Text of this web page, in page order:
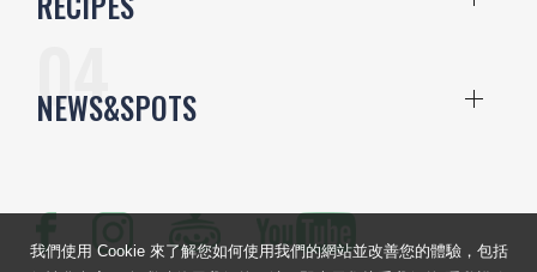
NEWS&SPOTS
我們使用 Cookie 來了解您如何使用我們的網站並改善您的體驗，包括